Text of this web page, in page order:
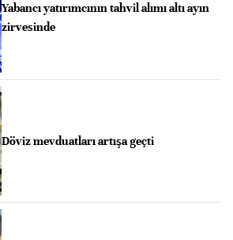
Yabancı yatırımcının tahvil alımı altı ayın
zirvesinde
Döviz mevduatları artışa geçti